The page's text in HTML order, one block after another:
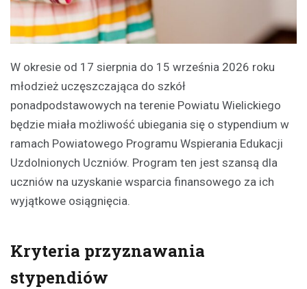
W okresie od 17 sierpnia do 15 września 2026 roku
młodzież uczęszczająca do szkół
ponadpodstawowych na terenie Powiatu Wielickiego
będzie miała możliwość ubiegania się o stypendium w
ramach Powiatowego Programu Wspierania Edukacji
Uzdolnionych Uczniów. Program ten jest szansą dla
uczniów na uzyskanie wsparcia finansowego za ich
wyjątkowe osiągnięcia.
Kryteria przyznawania
stypendiów